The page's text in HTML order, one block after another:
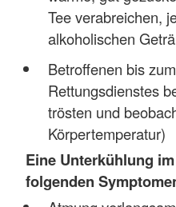
Tee verabreichen,
alkoholischen
Betroffenen bis
Rettungsdienstes
trösten und
Körpertemperatur)
Eine Unterkühlung
folgenden